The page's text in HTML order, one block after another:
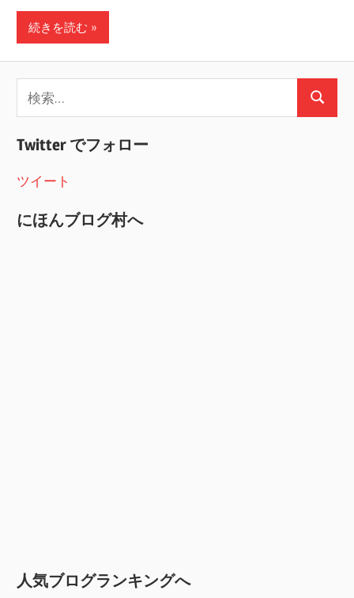
続きを読む
検
Twitter でフォロー
ツイート
にほんブログ村へ
人気ブログランキングへ